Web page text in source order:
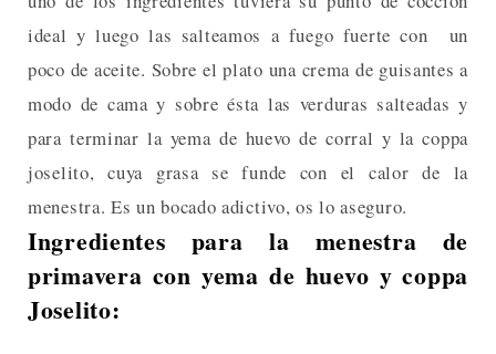
ideal y luego las salteamos a fuego fuerte con un
poco de aceite. Sobre el plato una crema de guisantes a
modo de cama y sobre ésta las verduras salteadas y
para terminar la yema de huevo de corral y la coppa
joselito, cuya grasa se funde con el calor de la
menestra. Es un bocado adictivo, os lo aseguro.
Ingredientes para la menestra de
primavera con yema de huevo y coppa
Joselito: